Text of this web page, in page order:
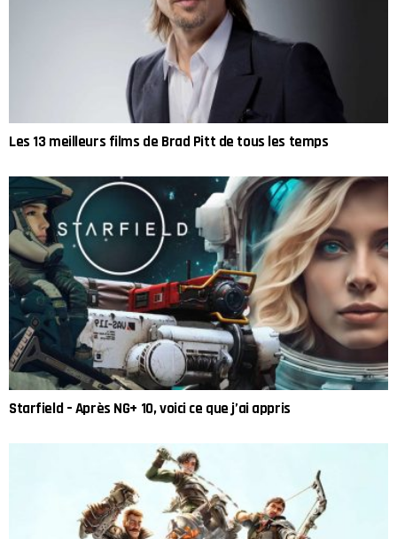
Les 13 meilleurs films de Brad Pitt de tous les temps
Starfield – Après NG+ 10, voici ce que j’ai appris